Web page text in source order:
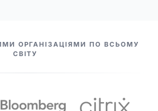
ОРГАНІЗАЦІЯМИ ПО ВСЬОМУ
СВІТУ